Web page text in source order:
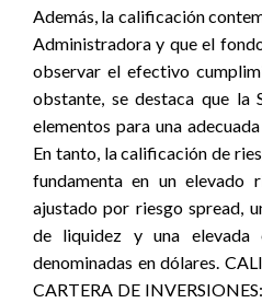
Además, la calificación
Administradora y que el
observar el efectivo
obstante, se destaca que la
elementos para una
En tanto, la calificación de
fundamenta en un elevado
ajustado por riesgo spread,
de liquidez y una elevada
denominadas en dólares.
CARTERA DE